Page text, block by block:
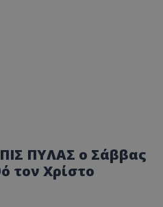
ΠΥΛΑΣ ο Σάββας
τον Χρίστο